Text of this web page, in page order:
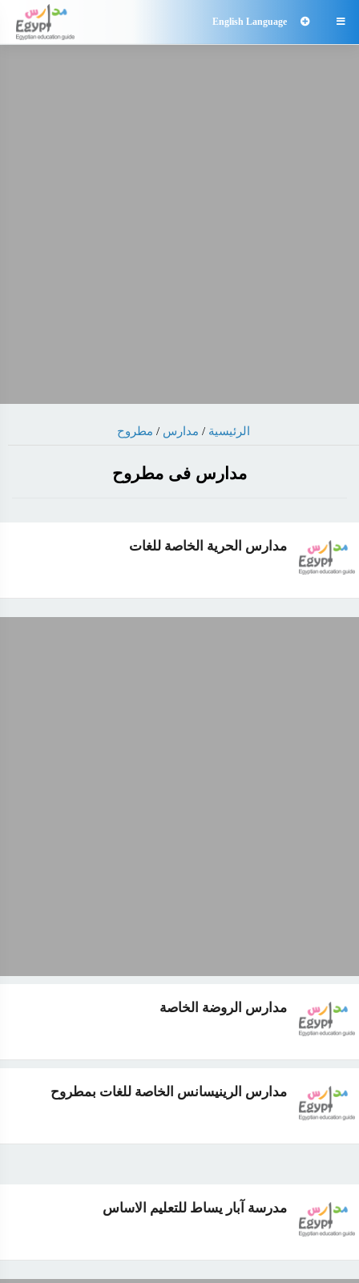

English Language
الرئيسية / مدارس / مطروح
مدارس فى مطروح
مدارس الحرية الخاصة للغات
مدارس الروضة الخاصة
مدارس الرينيسانس الخاصة للغات بمطروح
مدرسة آبار يساط للتعليم الاساس